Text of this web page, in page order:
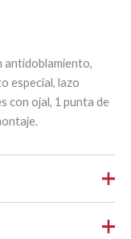
antidoblamiento,
especial, lazo
con ojal, 1 punta de